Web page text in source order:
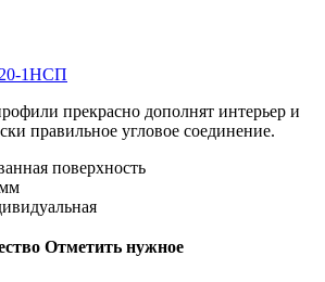
прекрасно дополнят интерьер и
правильное угловое соединение.
поверхность
Отметить нужное